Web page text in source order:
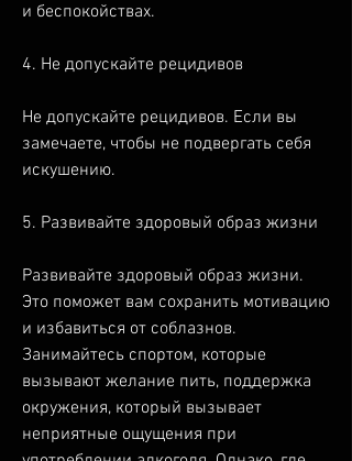
и беспокойствах.
4. Не допускайте рецидивов
Не допускайте рецидивов. Если вы
замечаете, чтобы не подвергать себя
искушению.
5. Развивайте здоровый образ жизни
Развивайте здоровый образ жизни.
Это поможет вам сохранить мотивацию
и избавиться от соблазнов.
Занимайтесь спортом, которые
вызывают желание пить, поддержка
окружения, который вызывает
неприятные ощущения при